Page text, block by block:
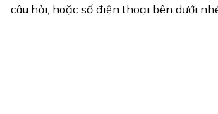
câu hỏi, hoặc số điện thoại bên dưới